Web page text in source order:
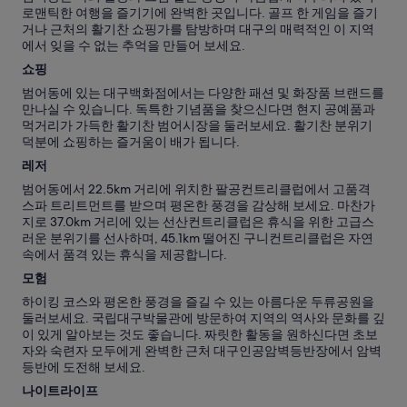
로맨틱한 여행을 즐기기에 완벽한 곳입니다. 골프 한 게임을 즐기
거나 근처의 활기찬 쇼핑가를 탐방하며 대구의 매력적인 이 지역
에서 잊을 수 없는 추억을 만들어 보세요.
쇼핑
범어동에 있는 대구백화점에서는 다양한 패션 및 화장품 브랜드를
만나실 수 있습니다. 독특한 기념품을 찾으신다면 현지 공예품과
먹거리가 가득한 활기찬 범어시장을 둘러보세요. 활기찬 분위기
덕분에 쇼핑하는 즐거움이 배가 됩니다.
레저
범어동에서 22.5km 거리에 위치한 팔공컨트리클럽에서 고품격
스파 트리트먼트를 받으며 평온한 풍경을 감상해 보세요. 마찬가
지로 37.0km 거리에 있는 선산컨트리클럽은 휴식을 위한 고급스
러운 분위기를 선사하며, 45.1km 떨어진 구니컨트리클럽은 자연
속에서 품격 있는 휴식을 제공합니다.
모험
하이킹 코스와 평온한 풍경을 즐길 수 있는 아름다운 두류공원을
둘러보세요. 국립대구박물관에 방문하여 지역의 역사와 문화를 깊
이 있게 알아보는 것도 좋습니다. 짜릿한 활동을 원하신다면 초보
자와 숙련자 모두에게 완벽한 근처 대구인공암벽등반장에서 암벽
등반에 도전해 보세요.
나이트라이프